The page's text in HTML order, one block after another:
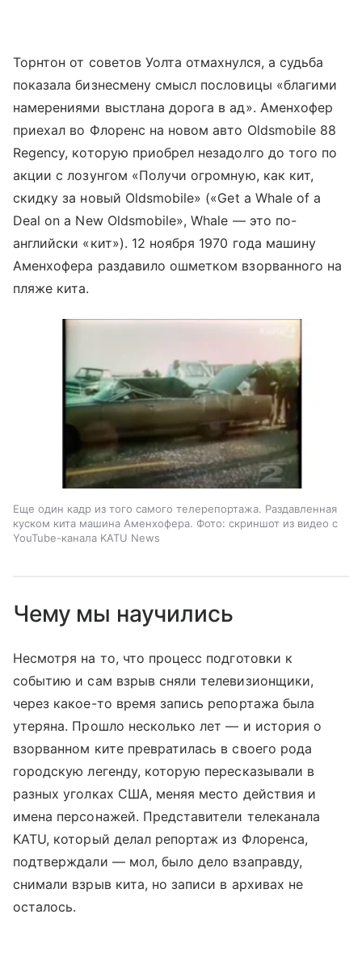
Торнтон от советов Уолта отмахнулся, а судьба
показала бизнесмену смысл пословицы «благими
намерениями выстлана дорога в ад». Аменхофер
приехал во Флоренс на новом авто Oldsmobile 88
Regency, которую приобрел незадолго до того по
акции с лозунгом «Получи огромную, как кит,
скидку за новый Oldsmobile» («Get a Whale of a
Deal on a New Oldsmobile», Whale — это по-
английски «кит»). 12 ноября 1970 года машину
Аменхофера раздавило ошметком взорванного на
пляже кита.
Еще один кадр из того самого телерепортажа. Раздавленная
куском кита машина Аменхофера. Фото: скриншот из видео с
YouTube-канала KATU News
Чему мы научились
Несмотря на то, что процесс подготовки к
событию и сам взрыв сняли телевизионщики,
через какое-то время запись репортажа была
утеряна. Прошло несколько лет — и история о
взорванном ките превратилась в своего рода
городскую легенду, которую пересказывали в
разных уголках США, меняя место действия и
имена персонажей. Представители телеканала
KATU, который делал репортаж из Флоренса,
подтверждали — мол, было дело взаправду,
снимали взрыв кита, но записи в архивах не
осталось.